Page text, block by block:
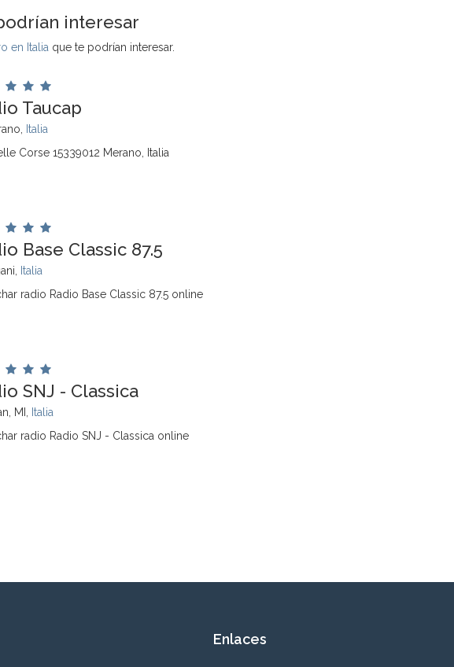
interesar
en Italia que te podrían interesar.
Taucap
Italia
Corse 15339012 Merano, Italia
Base Classic 87.5
Italia
radio Radio Base Classic 87.5 online
SNJ - Classica
MI,
Italia
radio Radio SNJ - Classica online
Enlaces